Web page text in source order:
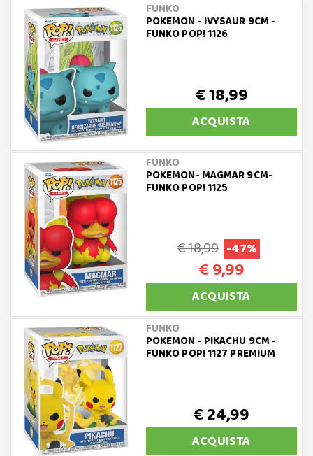
FUNKO
POKEMON - IVYSAUR 9CM -
FUNKO POP! 1126
€ 18,99
ACQUISTA
FUNKO
POKEMON- MAGMAR 9CM-
FUNKO POP! 1125
€ 18,99 -47%
€ 9,99
ACQUISTA
FUNKO
POKEMON - PIKACHU 9CM -
FUNKO POP! 1127 PREMIUM
€ 24,99
ACQUISTA